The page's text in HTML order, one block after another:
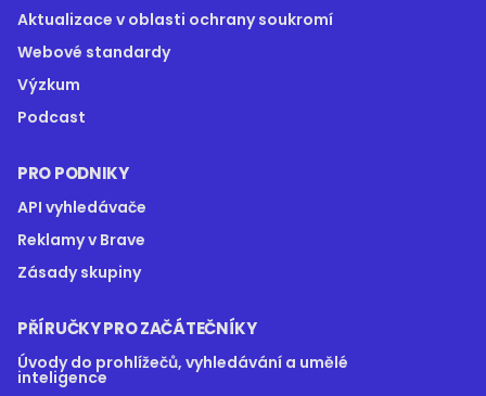
Aktualizace v oblasti ochrany soukromí
Webové standardy
Výzkum
Podcast
PRO PODNIKY
API vyhledávače
Reklamy v Brave
Zásady skupiny
PŘÍRUČKY PRO ZAČÁTEČNÍKY
Úvody do prohlížečů, vyhledávání a umělé
inteligence